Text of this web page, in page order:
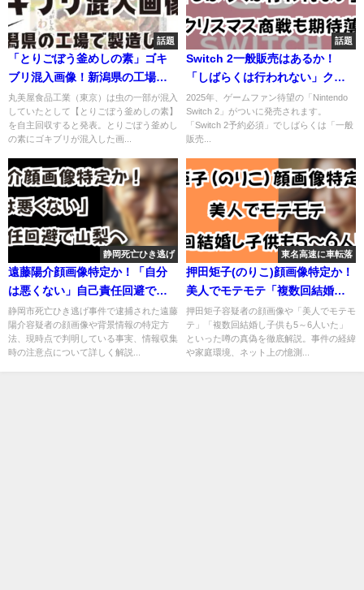
話題
「とりごぼう釜めしの素」ゴキ
ブリ混入画像！新潟県の工場で
製造していた
丸美屋食品工業（東京）は虫の一部が混入
していたとして【とりごぼう釜めしの素】
を自主回収すると発表。とりごぼう釜めし
の素にゴキブリが混入した画...
話題
Switch 2一般販売はあるか！
「しばらくは行われない」クリ
スマス商戦も期待薄
2025年、ゲームファン待望の「Nintendo
Switch 2」がついに発売されます。
「Switch 2予約必須」でしばらくは「一般
販売...
静岡死亡ひき逃げ
遠藤陽介顔画像特定か！「自分
は悪くない」自己責任回避で山
梨へ
静岡市死亡ひき逃げ事件で逮捕された遠藤
陽介容疑者の顔画像や背景情報の特定方
法、現時点で判明している事実、情報収集
時の注意点について詳しく解説...
東名高速に車転落
押田矩子(のりこ)顔画像特定か！
美人でモテモテ「複数回結婚し
子供も5～6人いた」
押田矩子容疑者の顔画像や「美人でモテモ
テ」「複数回結婚し子供も5～6人いた」
といった噂の真偽を徹底解説。事件の経緯
や家庭環境、ネット上の憶測...